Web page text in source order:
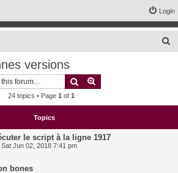
Login
versions
Search
24 topics • Page 1 of 1
Topics
le script à la ligne 1917
Sat Jun 02, 2018 7:41 pm
bones